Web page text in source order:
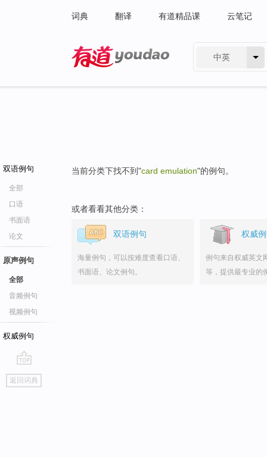
词典 翻译 有道精品课 云笔记
中英
双语例句
全部
口语
书面语
论文
原声例句
全部
音频例句
视频例句
权威例句
go
top
返回词典
当前分类下找不到"card emulation"的例句。
或者看看其他分类：
双语例句
海量例句，可以按难度查看口语、
书面语、论文例句。
权威
例句来自权威英文
等，提供最专业的